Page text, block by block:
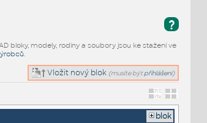
?
bloky, modely, rodiny a soubory jsou ke stažení ve
.
Vložit nový blok (musíte být přihlášeni)
blok